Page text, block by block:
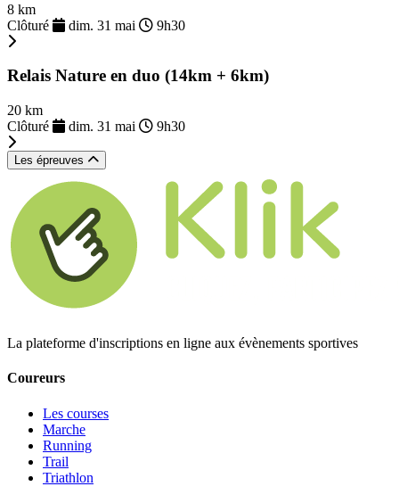
8 km
Clôturé
dim. 31 mai 9h30
Relais Nature en duo (14km + 6km)
20 km
Clôturé
dim. 31 mai 9h30
Les épreuves
La plateforme d'inscriptions en ligne aux évènements sportives
Coureurs
Les courses
Marche
Running
Trail
Triathlon